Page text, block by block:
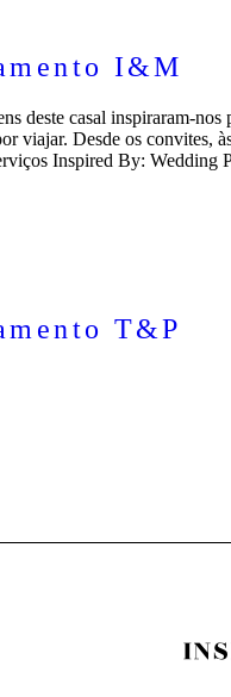
I&M
deste casal inspiraram-nos
viajar. Desde os convites,
Inspired By: Wedding
T&P